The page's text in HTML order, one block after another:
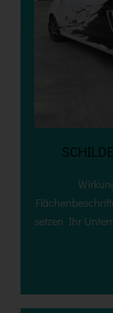
setzen Ihr